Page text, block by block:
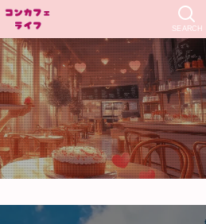
SEARCH